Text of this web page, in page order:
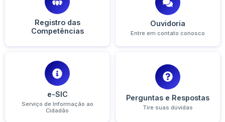
Registro das
Competências
Ouvidoria
Entre em contato conosco
e-SIC
Serviço de Informação ao
Cidadão
Perguntas e Respostas
Tire suas dúvidas